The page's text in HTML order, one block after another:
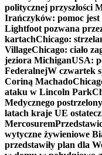
politycznej przyszłości
Irańczyków: pomoc jest
Lightfoot pozwana
kartachChicago:
VillageChicago: ciało
jeziora MichiganUSA:
FederalnejW czwartek
Coriną Machado
ataku w Lincoln Park
Medycznego
latach kraje UE
Mercosurem
wytyczne żywieniowe
przedstawiły plan dla